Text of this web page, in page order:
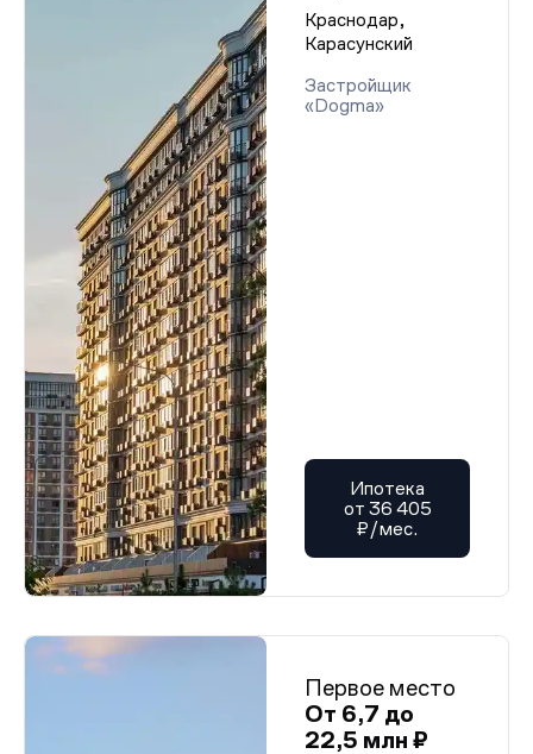
Краснодар,
Карасунский
Застройщик
«Dogma»
Ипотека
от 36 405
₽/мес.
Первое место
От 6,7 до
22,5 млн ₽